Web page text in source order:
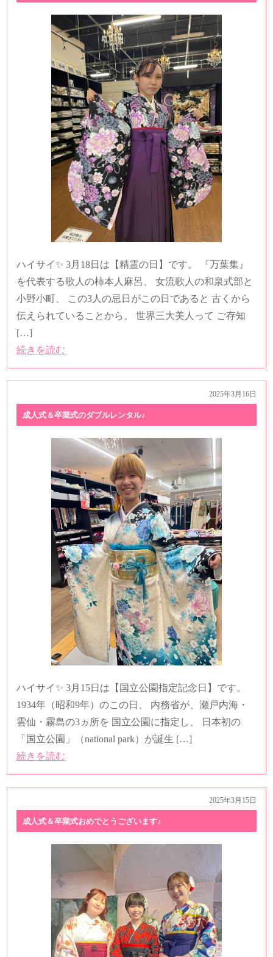
ハイサイ✨ 3月18日は【精霊の日】です。 『万葉集』
を代表する歌人の柿本人麻呂、 女流歌人の和泉式部と
小野小町、 この3人の忌日がこの日であると 古くから
伝えられていることから。 世界三大美人って ご存知
[…]
続きを読む
2025年3月16日
成人式＆卒業式のダブルレンタル♪
ハイサイ✨ 3月15日は【国立公園指定記念日】です。
1934年（昭和9年）のこの日、 内務省が、瀬戸内海・
雲仙・霧島の3ヵ所を 国立公園に指定し、 日本初の
「国立公園」（national park）が誕生 […]
続きを読む
2025年3月15日
成人式＆卒業式おめでとうございます♪